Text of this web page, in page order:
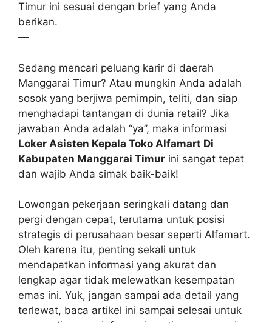
Timur ini sesuai dengan brief yang Anda
berikan.
—
Sedang mencari peluang karir di daerah
Manggarai Timur? Atau mungkin Anda adalah
sosok yang berjiwa pemimpin, teliti, dan siap
menghadapi tantangan di dunia retail? Jika
jawaban Anda adalah “ya”, maka informasi
Loker Asisten Kepala Toko Alfamart Di
Kabupaten Manggarai Timur ini sangat tepat
dan wajib Anda simak baik-baik!
Lowongan pekerjaan seringkali datang dan
pergi dengan cepat, terutama untuk posisi
strategis di perusahaan besar seperti Alfamart.
Oleh karena itu, penting sekali untuk
mendapatkan informasi yang akurat dan
lengkap agar tidak melewatkan kesempatan
emas ini. Yuk, jangan sampai ada detail yang
terlewat, baca artikel ini sampai selesai untuk